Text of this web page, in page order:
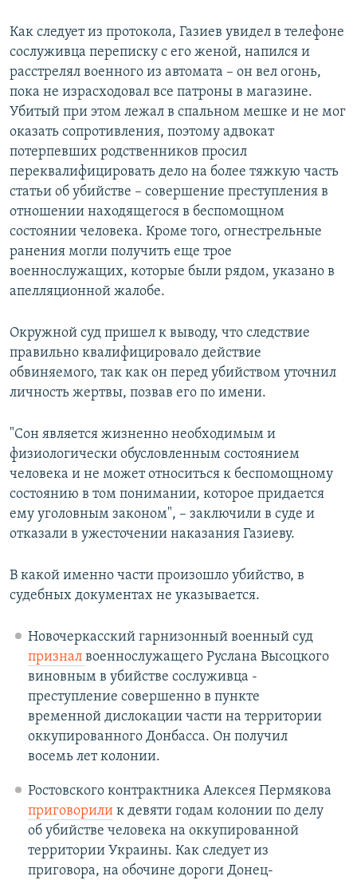
Как следует из протокола, Газиев увидел в телефоне
сослуживца переписку с его женой, напился и
расстрелял военного из автомата – он вел огонь,
пока не израсходовал все патроны в магазине.
Убитый при этом лежал в спальном мешке и не мог
оказать сопротивления, поэтому адвокат
потерпевших родственников просил
переквалифицировать дело на более тяжкую часть
статьи об убийстве – совершение преступления в
отношении находящегося в беспомощном
состоянии человека. Кроме того, огнестрельные
ранения могли получить еще трое
военнослужащих, которые были рядом, указано в
апелляционной жалобе.
Окружной суд пришел к выводу, что следствие
правильно квалифицировало действие
обвиняемого, так как он перед убийством уточнил
личность жертвы, позвав его по имени.
"Сон является жизненно необходимым и
физиологически обусловленным состоянием
человека и не может относиться к беспомощному
состоянию в том понимании, которое придается
ему уголовным законом", – заключили в суде и
отказали в ужесточении наказания Газиеву.
В какой именно части произошло убийство, в
судебных документах не указывается.
Новочеркасский гарнизонный военный суд
признал военнослужащего Руслана Высоцкого
виновным в убийстве сослуживца -
преступление совершенно в пункте
временной дислокации части на территории
оккупированного Донбасса. Он получил
восемь лет колонии.
Ростовского контрактника Алексея Пермякова
приговорилик девяти годам колонии по делу
об убийстве человека на оккупированной
территории Украины. Как следует из
приговора, на обочине дороги Донец-